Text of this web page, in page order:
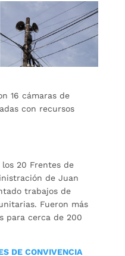
16 cámaras de
con recursos
20 Frentes de
de Juan
trabajos de
Fueron más
para cerca de 200
DE CONVIVENCIA